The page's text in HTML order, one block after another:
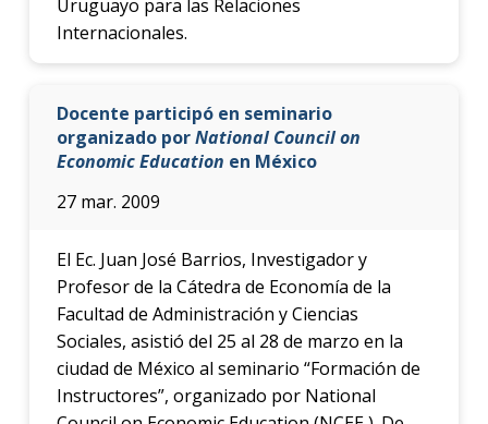
Uruguayo para las Relaciones
Internacionales.
Docente participó en seminario
organizado porNational Council on
Economic Education en México
27 mar. 2009
El Ec. Juan José Barrios, Investigador y
Profesor de la Cátedra de Economía de la
Facultad de Administración y Ciencias
Sociales, asistió del 25 al 28 de marzo en la
ciudad de México al seminario “Formación de
Instructores”, organizado por National